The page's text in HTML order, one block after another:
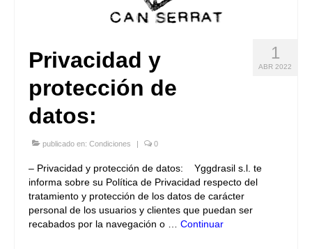
1
ABR 2022
Privacidad y
protección de
datos:
publicado en: Condiciones | 0
– Privacidad y protección de datos: Yggdrasil s.l. te
informa sobre su Política de Privacidad respecto del
tratamiento y protección de los datos de carácter
personal de los usuarios y clientes que puedan ser
recabados por la navegación o … Continuar